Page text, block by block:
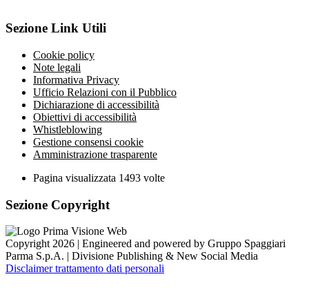
Sezione Link Utili
Cookie policy
Note legali
Informativa Privacy
Ufficio Relazioni con il Pubblico
Dichiarazione di accessibilità
Obiettivi di accessibilità
Whistleblowing
Gestione consensi cookie
Amministrazione trasparente
Pagina visualizzata 1493 volte
Sezione Copyright
Copyright 2026 | Engineered and powered by Gruppo Spaggiari
Parma S.p.A. | Divisione Publishing & New Social Media
Disclaimer trattamento dati personali